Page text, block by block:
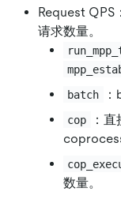
Request QPS
请求数量。
batch
cop
：
数量。